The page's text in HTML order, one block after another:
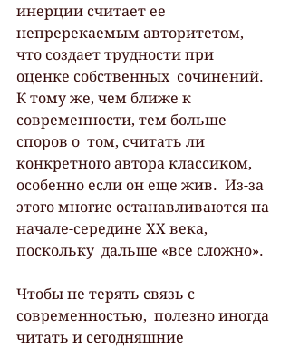
инерции считает ее
непререкаемым авторитетом,
что создает трудности при
оценке собственных  сочинений.
К тому же, чем ближе к
современности, тем больше
споров о  том, считать ли
конкретного автора классиком,
особенно если он еще жив.  Из-за
этого многие останавливаются на
начале-середине ХХ века,
поскольку  дальше «все сложно».
Чтобы не терять связь с
современностью,  полезно иногда
читать и сегодняшние